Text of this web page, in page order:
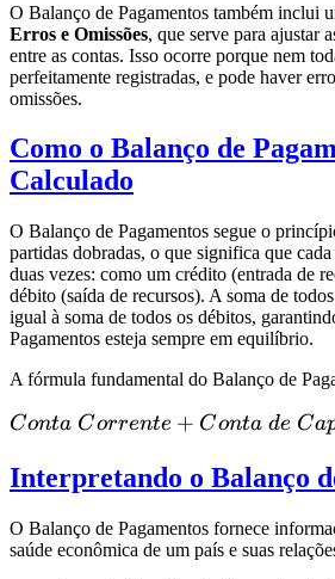
O Balanço de Pagamentos também inclui
Erros e Omissões, que serve para ajustar
entre as contas. Isso ocorre porque nem
perfeitamente registradas, e pode haver
omissões.
Como o Balanço de
Calculado
O Balanço de Pagamentos segue o
partidas dobradas, o que significa que cada
duas vezes: como um crédito (entrada de
débito (saída de recursos). A soma de
igual à soma de todos os débitos,
Pagamentos esteja sempre em equilíbrio.
A fórmula fundamental do Balanço de
Conta Corrente + Conta de Ca
Interpretando o Balanço
O Balanço de Pagamentos fornece
saúde econômica de um país e suas